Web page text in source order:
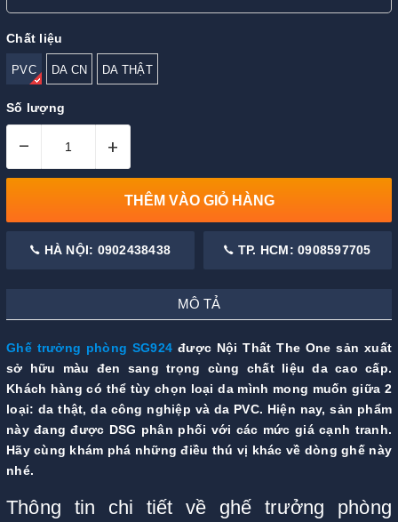
Chất liệu
PVC DA CN DA THẬT
Số lượng
– +
THÊM VÀO GIỎ HÀNG
HÀ NỘI: 0902438438 TP. HCM: 0908597705
MÔ TẢ
Ghế trưởng phòng SG924 được Nội Thất The One sản xuất
sở hữu màu đen sang trọng cùng chất liệu da cao cấp.
Khách hàng có thể tùy chọn loại da mình mong muốn giữa 2
loại: da thật, da công nghiệp và da PVC. Hiện nay, sản phẩm
này đang được DSG phân phối với các mức giá cạnh tranh.
Hãy cùng khám phá những điều thú vị khác về dòng ghế này
nhé.
Thông tin chi tiết về ghế trưởng phòng